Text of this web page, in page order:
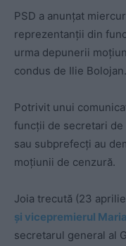
PSD a anunțat
reprezentanții din
urma depunerii
condus de Ilie Bolojan.
Potrivit unui
funcții de secretari
sau subprefecți au
moțiunii de cenzură.
Joia trecută (23
și vicepremierul
secretarul general al